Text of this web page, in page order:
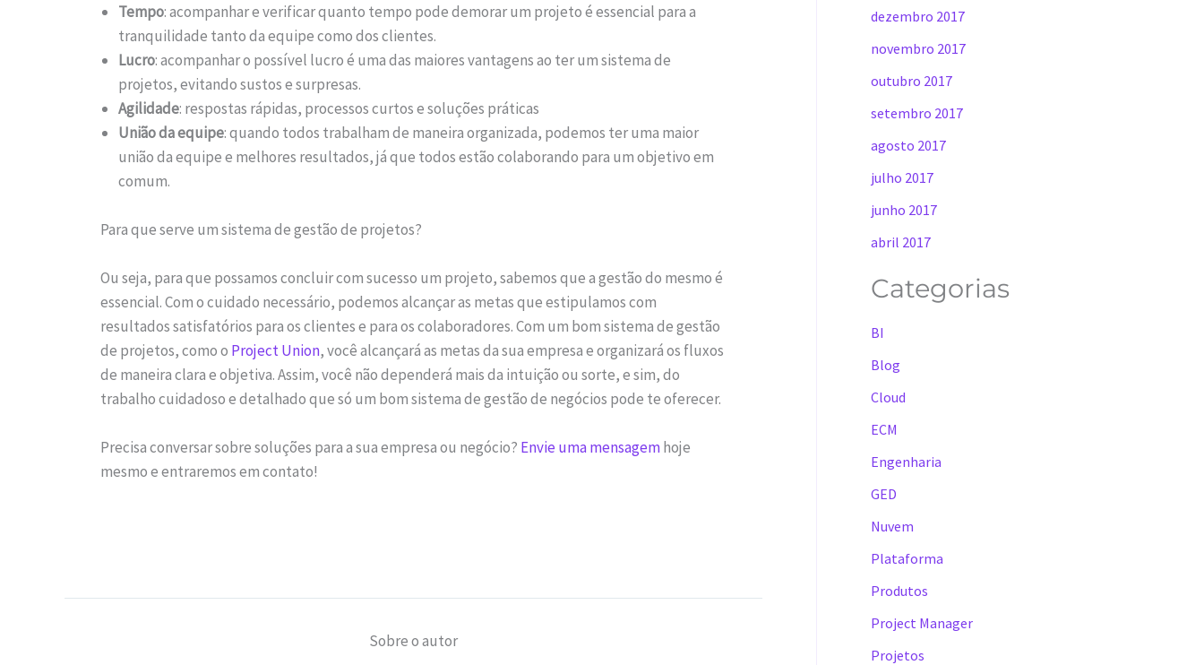
Tempo: acompanhar e verificar quanto tempo pode demorar um projeto é essencial para a
tranquilidade tanto da equipe como dos clientes.
Lucro: acompanhar o possível lucro é uma das maiores vantagens ao ter um sistema de
projetos, evitando sustos e surpresas.
Agilidade: respostas rápidas, processos curtos e soluções práticas
União da equipe: quando todos trabalham de maneira organizada, podemos ter uma maior
união da equipe e melhores resultados, já que todos estão colaborando para um objetivo em
comum.
Para que serve um sistema de gestão de projetos?
Ou seja, para que possamos concluir com sucesso um projeto, sabemos que a gestão do mesmo é
essencial. Com o cuidado necessário, podemos alcançar as metas que estipulamos com
resultados satisfatórios para os clientes e para os colaboradores. Com um bom sistema de gestão
de projetos, como o Project Union, você alcançará as metas da sua empresa e organizará os fluxos
de maneira clara e objetiva. Assim, você não dependerá mais da intuição ou sorte, e sim, do
trabalho cuidadoso e detalhado que só um bom sistema de gestão de negócios pode te oferecer.
Precisa conversar sobre soluções para a sua empresa ou negócio? Envie uma mensagemhoje
mesmo e entraremos em contato!
Sobre o autor
dezembro 2017
novembro 2017
outubro 2017
setembro 2017
agosto 2017
julho 2017
junho 2017
abril 2017
Categorias
BI
Blog
Cloud
ECM
Engenharia
GED
Nuvem
Plataforma
Produtos
Project Manager
Projetos